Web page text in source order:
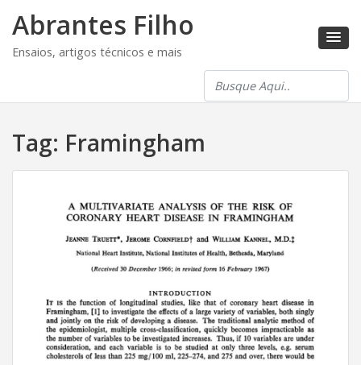
Abrantes Filho
Ensaios, artigos técnicos e mais
Tag: Framingham